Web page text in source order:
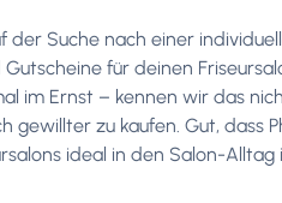
der Suche nach einer
für deinen
im Ernst – kennen wir das
zu kaufen. Gut, dass
ideal in den Salon-Alltag